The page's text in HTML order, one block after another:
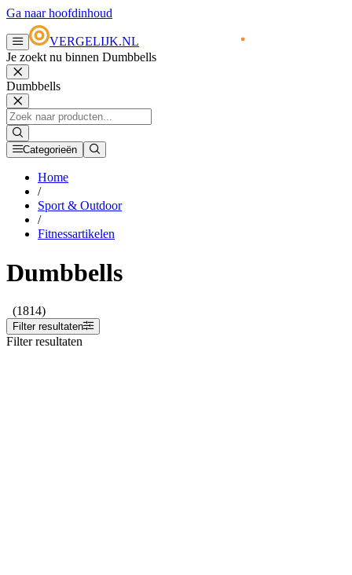
Ga naar hoofdinhoud
VERGELIJK.NL
Je zoekt nu binnen Dumbbells
Dumbbells
Categorieën
Home
/
Sport & Outdoor
/
Fitnessartikelen
Dumbbells
(1814)
Filter resultaten
Filter resultaten